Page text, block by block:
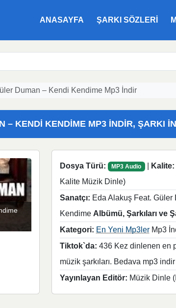
ANASAYFA ŞARKI SÖZLERI
Duman – Kendi Kendime Mp3 İndir
– KENDI KENDIME MP3 İNDIR, ŞARKI
Dosya Türü: MP3 Audio Kalite:
Kalite Müzik Dinle)
Sanatçı: Eda Alakuş Feat. Güler
Kendime Albümü, Şarkıları ve
Kategori: En Yeni Mp3lerMp3
Tiktok`da: 436 Kez dinlenen en
müzik şarkıları. Bedava mp3
Yayınlayan Editör: Müzik Dinle